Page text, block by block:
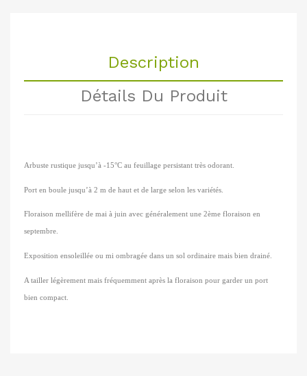
Description
Détails Du Produit
Arbuste rustique jusqu’à -15°C au feuillage persistant très odorant.
Port en boule jusqu’à 2 m de haut et de large selon les variétés.
Floraison mellifère de mai à juin avec généralement une 2ème floraison en
septembre.
Exposition ensoleillée ou mi ombragée dans un sol ordinaire mais bien drainé.
A tailler légèrement mais fréquemment après la floraison pour garder un port
bien compact.